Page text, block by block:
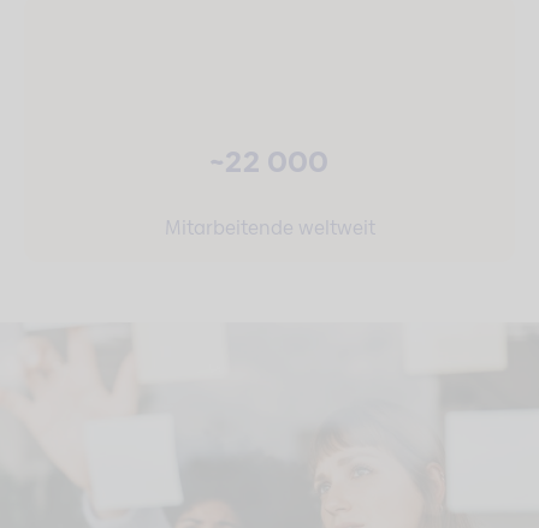
~22 000
Mitarbeitende weltweit